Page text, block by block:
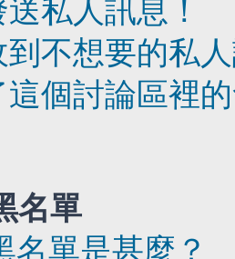
私人訊息！
不想要的私
個討論區裡
名單
名單是甚麼？